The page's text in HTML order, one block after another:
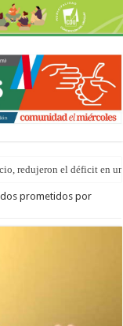
redujeron el déficit en
prometidos por